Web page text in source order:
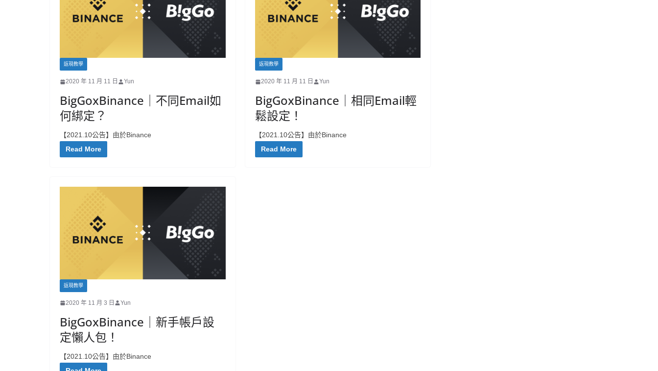
返現教學
2020 年 11 月 11 日 Yun
BigGoxBinance｜不同Email如
何綁定？
【2021.10公告】由於Binance
Read More
返現教學
2020 年 11 月 11 日 Yun
BigGoxBinance｜相同Email輕
鬆設定！
【2021.10公告】由於Binance
Read More
返現教學
2020 年 11 月 3 日 Yun
BigGoxBinance｜新手帳戶設
定懶人包！
【2021.10公告】由於Binance